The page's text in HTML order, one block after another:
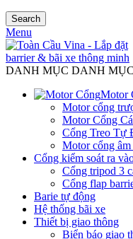
Search
Menu
DANH MỤC DANH MỤC
Motor
Motor cổng
Motor Cổng
Cổng Treo Tự
Motor cổng âm
Cổng kiểm soát ra
Cổng tripod 3
Cổng flap
Barie tự động
Hệ thống bãi xe
Thiết bị giao thông
Biển báo giao